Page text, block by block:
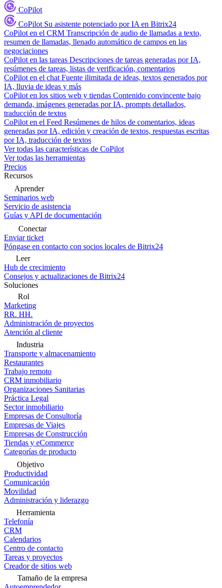
CoPilot
CoPilot Su asistente potenciado por IA en Bitrix24
CoPilot en el CRM Transcripción de audio de llamadas a texto,
resumen de llamadas, llenado automático de campos en las
negociaciones
CoPilot en las tareas Descripciones de tareas generadas por IA,
resúmenes de tareas, listas de verificación, comentarios
CoPilot en el chat Fuente ilimitada de ideas, textos generados por
IA, lluvia de ideas y más
CoPilot en los sitios web y tiendas Contenido convincente bajo
demanda, imágenes generadas por IA, prompts detallados,
traducción de textos
CoPilot en el Feed Resúmenes de hilos de comentarios, ideas
generadas por IA, edición y creación de textos, respuestas escritas
por IA, traducción de textos
Ver todas las características de CoPilot
Ver todas las herramientas
Precios
Recursos
Aprender
Seminarios web
Servicio de asistencia
Guías y API de documentación
Conectar
Enviar ticket
Póngase en contacto con socios locales de Bitrix24
Leer
Hub de crecimiento
Consejos y actualizaciones de Bitrix24
Soluciones
Rol
Marketing
RR. HH.
Administración de proyectos
Atención al cliente
Industria
Transporte y almacenamiento
Restaurantes
Trabajo remoto
CRM inmobiliario
Organizaciones Sanitarias
Práctica Legal
Sector inmobiliario
Empresas de Consultoría
Empresas de Viajes
Empresas de Construcción
Tiendas y eCommerce
Categorías de producto
Objetivo
Productividad
Comunicación
Movilidad
Administración y liderazgo
Herramienta
Telefonía
CRM
Calendarios
Centro de contacto
Tareas y proyectos
Creador de sitios web
Tamaño de la empresa